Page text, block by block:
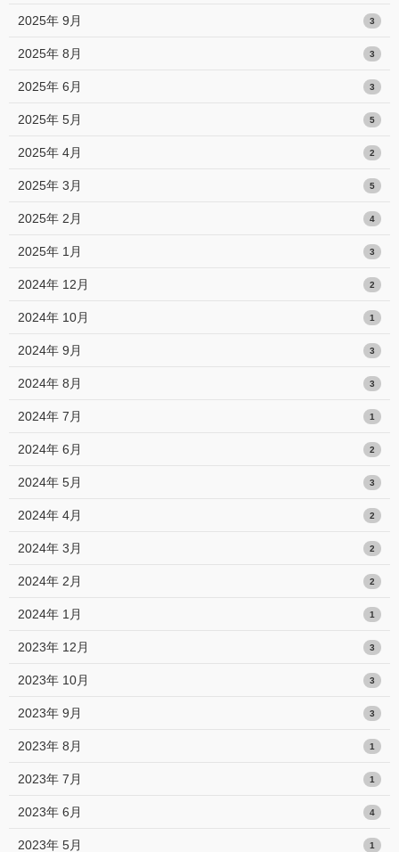
2025年 9月 3
2025年 8月 3
2025年 6月 3
2025年 5月 5
2025年 4月 2
2025年 3月 5
2025年 2月 4
2025年 1月 3
2024年 12月 2
2024年 10月 1
2024年 9月 3
2024年 8月 3
2024年 7月 1
2024年 6月 2
2024年 5月 3
2024年 4月 2
2024年 3月 2
2024年 2月 2
2024年 1月 1
2023年 12月 3
2023年 10月 3
2023年 9月 3
2023年 8月 1
2023年 7月 1
2023年 6月 4
2023年 5月 1